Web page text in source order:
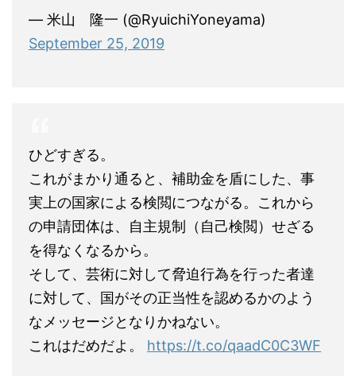
— 米山 隆一 (@RyuichiYoneyama)
September 25, 2019
ひどすぎる。
これがまかり通ると、補助金を盾にした、事
実上の国家による検閲につながる。これから
の申請団体は、自主規制（自己検閲）せざる
を得なくなるから。
そして、芸術に対して脅迫行為を行った者達
に対して、国がその正当性を認めるかのよう
なメッセージとなりかねない。
これはだめだよ。 https://t.co/qaadC0C3WF